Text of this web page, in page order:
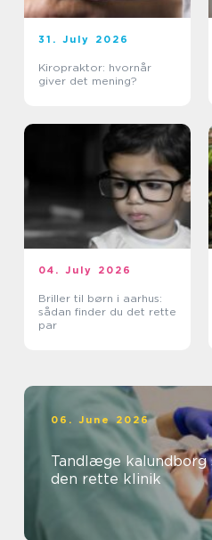
31. July 2026
Kiropraktor: hvornår
giver det mening?
04. July 2026
Briller til børn i aarhus:
sådan finder du det rette
par
06. June 2026
Tandlæge kalundborg sådan vælger du
den rette klinik